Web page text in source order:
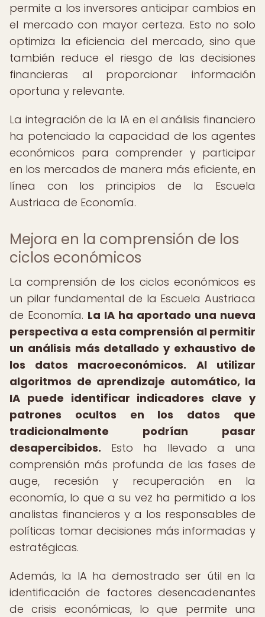
permite a los inversores anticipar cambios en
el mercado con mayor certeza. Esto no solo
optimiza la eficiencia del mercado, sino que
también reduce el riesgo de las decisiones
financieras al proporcionar información
oportuna y relevante.
La integración de la IA en el análisis financiero
ha potenciado la capacidad de los agentes
económicos para comprender y participar
en los mercados de manera más eficiente, en
línea con los principios de la Escuela
Austriaca de Economía.
Mejora en la comprensión de los
ciclos económicos
La comprensión de los ciclos económicos es
un pilar fundamental de la Escuela Austriaca
de Economía. La IA ha aportado una nueva
perspectiva a esta comprensión al permitir
un análisis más detallado y exhaustivo de
los datos macroeconómicos.
Al utilizar
algoritmos de aprendizaje automático, la
IA puede identificar indicadores clave y
patrones ocultos en los datos que
tradicionalmente podrían pasar
desapercibidos. Esto ha llevado a una
comprensión más profunda de las fases de
auge, recesión y recuperación en la
economía, lo que a su vez ha permitido a los
analistas financieros y a los responsables de
políticas tomar decisiones más informadas y
estratégicas.
Además, la IA ha demostrado ser útil en la
identificación de factores desencadenantes
de crisis económicas, lo que permite una